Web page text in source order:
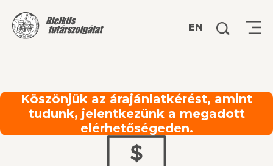
EN Keresés:
Köszönjük az árajánlatkérést, amint
tudunk, jelentkezünk a megadott
elérhetőségeden.